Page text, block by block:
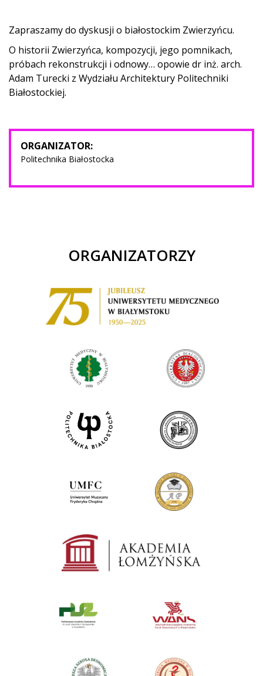
Zapraszamy do dyskusji o białostockim Zwierzyńcu.
O historii Zwierzyńca, kompozycji, jego pomnikach,
próbach rekonstrukcji i odnowy… opowie dr inż. arch.
Adam Turecki z Wydziału Architektury Politechniki
Białostockiej.
ORGANIZATOR:
Politechnika Białostocka
ORGANIZATORZY